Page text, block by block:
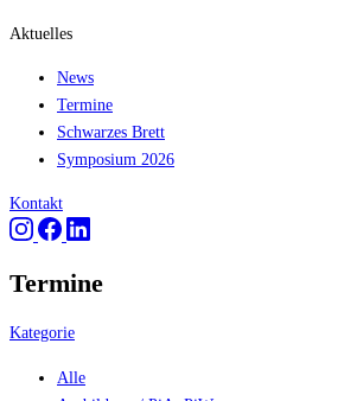
Aktuelles
News
Termine
Schwarzes Brett
Symposium 2026
Kontakt
Termine
Kategorie
Alle